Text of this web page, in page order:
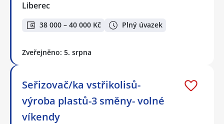
Liberec
38 000 – 40 000 Kč Plný úvazek
Zveřejněno: 5. srpna
Seřizovač/ka vstřikolisů-
výroba plastů-3 směny- volné
víkendy